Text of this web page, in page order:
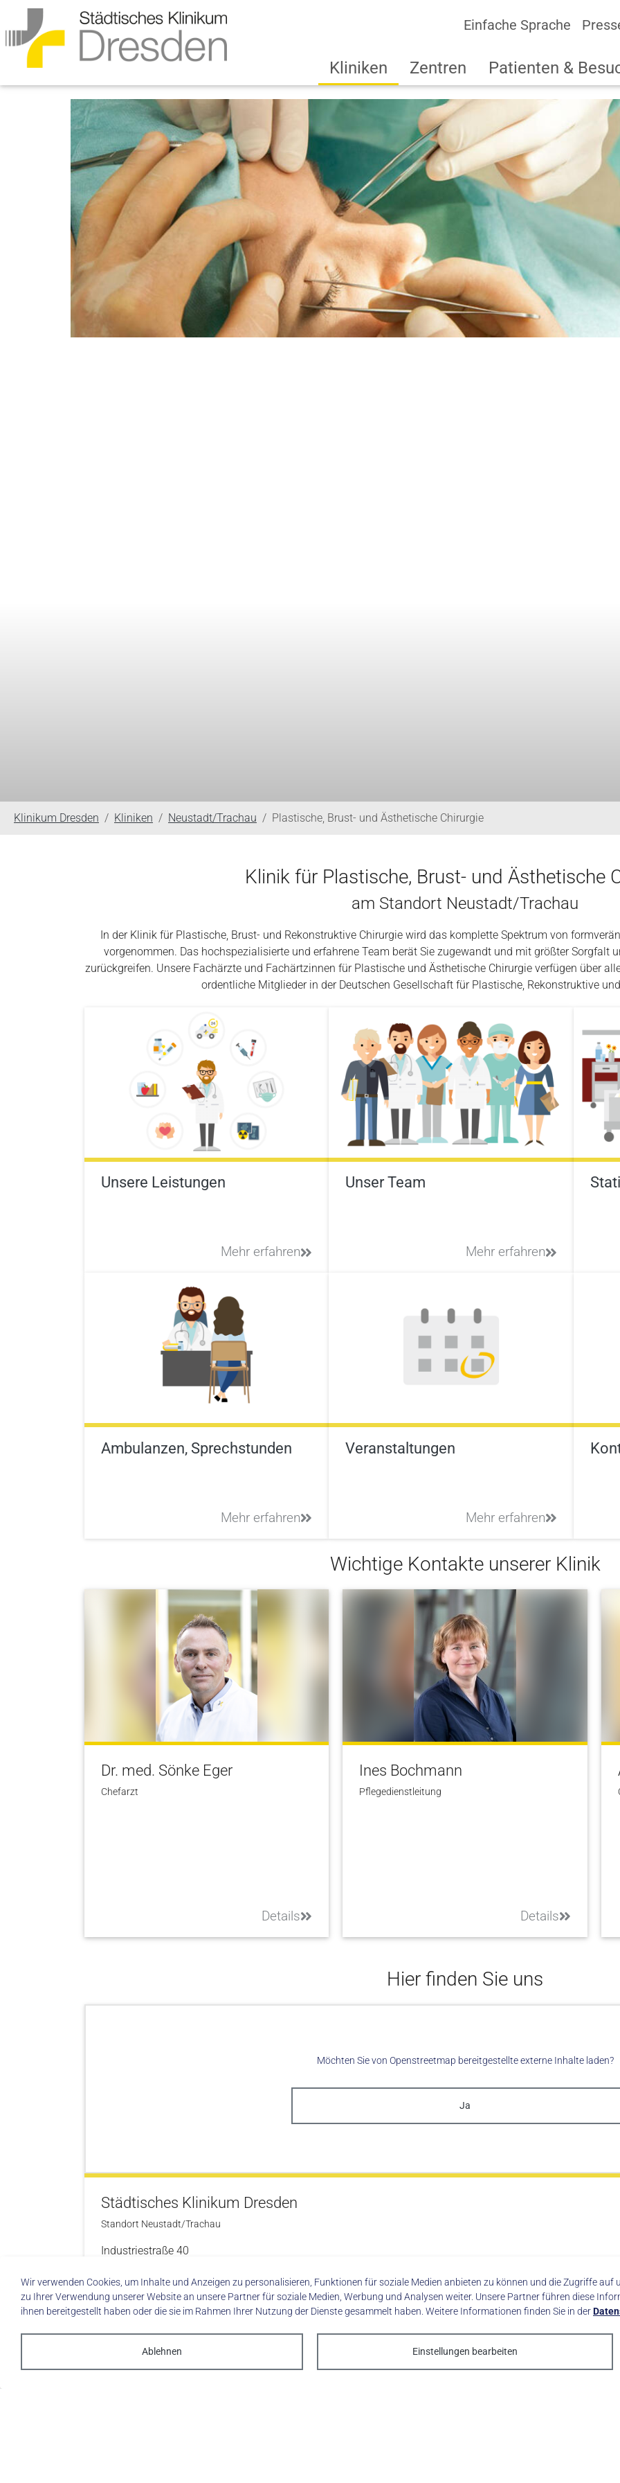
Einfache Sprache
Kliniken Zentren Patienten &
Klinikum Dresden Kliniken Neustadt/Trachau Plastische, Brust- und Ästhetische Chirurgie
Klinik für Plastische, Brust- und Ästhetische
am Standort Neustadt/Trachau
In der Klinik für Plastische, Brust- und Rekonstruktive Chirurgie wird das komplette Spektrum von
vorgenommen. Das hochspezialisierte und erfahrene Team berät Sie zugewandt und mit größter Sorgfalt
zurückgreifen. Unsere Fachärzte und Fachärtzinnen für Plastische und Ästhetische Chirurgie verfügen über
ordentliche Mitglieder in der Deutschen Gesellschaft für Plastische, Rekonstruktive
Unsere Leistungen
Mehr erfahren
Unser Team
Mehr erfahren
Ambulanzen, Sprechstunden
Mehr erfahren
Veranstaltungen
Mehr erfahren
Wichtige Kontakte unserer Klinik
Dr. med. Sönke Eger
Chefarzt
Details
Ines Bochmann
Pflegedienstleitung
Details
Hier finden Sie uns
Möchten Sie von Openstreetmap bereitgestellte externe Inhalte laden?
Ja
Städtisches Klinikum Dresden
Standort Neustadt/Trachau
Industriestraße 40
Openstreetmap
Öffentliche Verkehsmittel
Wir verwenden Cookies, um Inhalte und Anzeigen zu personalisieren, Funktionen für soziale Medien anbieten zu können und die Zugriffe
zu Ihrer Verwendung unserer Website an unsere Partner für soziale Medien, Werbung und Analysen weiter. Unsere Partner führen diese
ihnen bereitgestellt haben oder die sie im Rahmen Ihrer Nutzung der Dienste gesammelt haben. Weitere Informationen finden Sie in der
Einstellungen bearbeiten
Ablehnen